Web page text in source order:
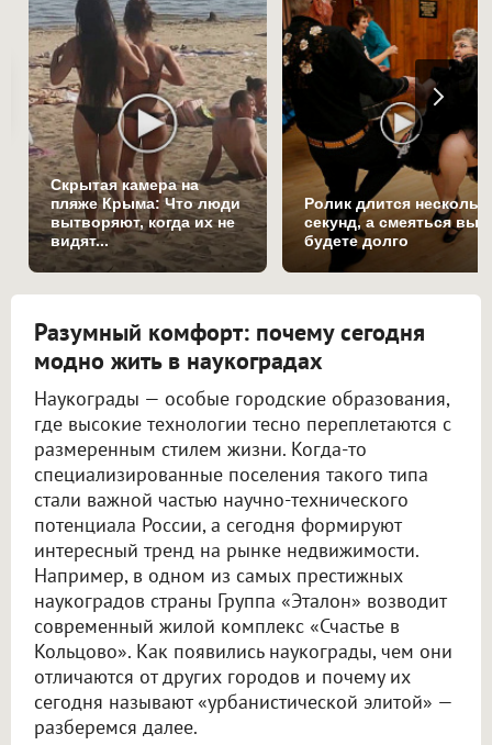
Скрытая камера на
пляже Крыма: Что люди
вытворяют, когда их не
видят...
Ролик длится
секунд, а смеяться вы
будете долго
Разумный комфорт: почему сегодня
модно жить в наукоградах
Наукограды — особые городские образования,
где высокие технологии тесно переплетаются с
размеренным стилем жизни. Когда-то
специализированные поселения такого типа
стали важной частью научно-технического
потенциала России, а сегодня формируют
интересный тренд на рынке недвижимости.
Например, в одном из самых престижных
наукоградов страны Группа «Эталон» возводит
современный жилой комплекс «Счастье в
Кольцово». Как появились наукограды, чем они
отличаются от других городов и почему их
сегодня называют «урбанистической элитой» —
разберемся далее.